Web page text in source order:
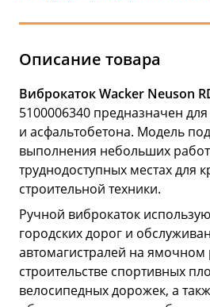
Описание товара
Виброкаток Wacker Neuson
5100006340 предназначен
и асфальтобетона. Модель
выполнения небольших
труднодоступных местах для
строительной техники.
Ручной виброкаток
городских дорог и
автомагистралей на
строительстве спортивных
велосипедных дорожек, а